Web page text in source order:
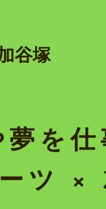
谷塚
夢を
ツ ×